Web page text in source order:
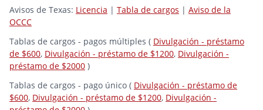
Avisos de Texas: Licencia | Tabla de cargos | Aviso de la
OCCC
Tablas de cargos - pagos múltiples ( Divulgación - préstamo
de $600, Divulgación - préstamo de $1200, Divulgación -
préstamo de $2000 )
Tablas de cargos - pago único ( Divulgación - préstamo de
$600, Divulgación - préstamo de $1200, Divulgación -